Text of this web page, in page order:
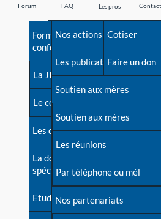
Forum FAQ
Avant la naissance
Les débuts
Une difficulté
Cas particuliers
Mythes et vérités
Devenir animatrice ?
Une question sur le site
Les pros
Formations et
conférences
La JIA
Le congrès
Les dossiers de l'allaitement
La documentation
spécialisée
Etudes récentes
Besoin d'aide?
Répertoire de tous les
contacts
Contact presse
Dossier de presse
Soutenir LLL
Livre d'or
Forum
Nos actions
Les publications
Soutien aux mères
Soutien aux mères
Les réunions
Par téléphone ou mél
Nos partenariats
Cotiser
Faire un don